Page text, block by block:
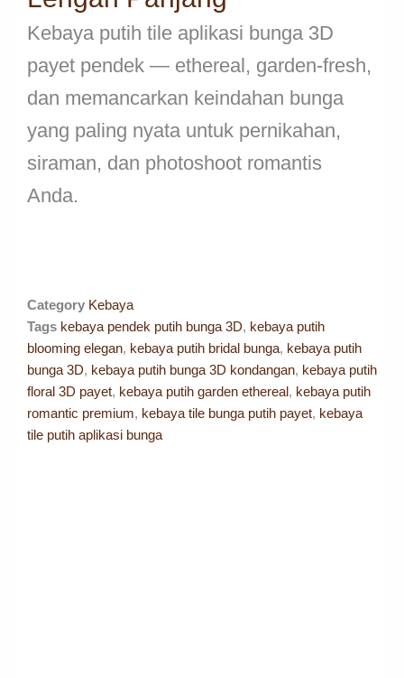
Kebaya putih tile aplikasi bunga 3D
payet pendek — ethereal, garden-fresh,
dan memancarkan keindahan bunga
yang paling nyata untuk pernikahan,
siraman, dan photoshoot romantis
Anda.
Category Kebaya
Tags kebaya pendek putih bunga 3D, kebaya putih
blooming elegan, kebaya putih bridal bunga, kebaya putih
bunga 3D, kebaya putih bunga 3D kondangan, kebaya putih
floral 3D payet, kebaya putih garden ethereal, kebaya putih
romantic premium, kebaya tile bunga putih payet, kebaya
tile putih aplikasi bunga